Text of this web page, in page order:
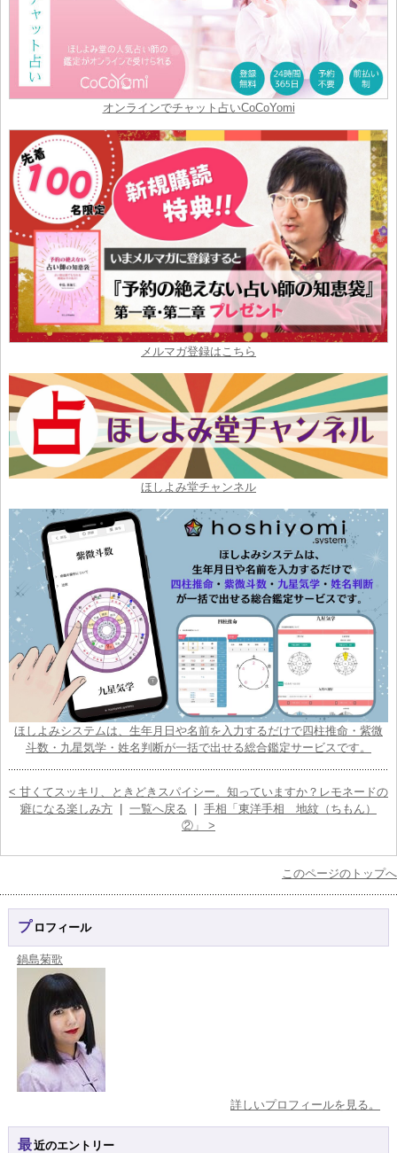
オンラインでチャット占いCoCoYomi
メルマガ登録はこちら
ほしよみ堂チャンネル
ほしよみシステムは、生年月日や名前を入力するだけで四柱推命・紫微
斗数・九星気学・姓名判断が一括で出せる総合鑑定サービスです。
< 甘くてスッキリ、ときどきスパイシー。知っていますか？レモネードの
癖になる楽しみ方 | 一覧へ戻る | 手相「東洋手相 地紋（ちもん）
②」 >
このページのトップへ
プロフィール
鍋島菊歌
詳しいプロフィールを見る。
最近のエントリー